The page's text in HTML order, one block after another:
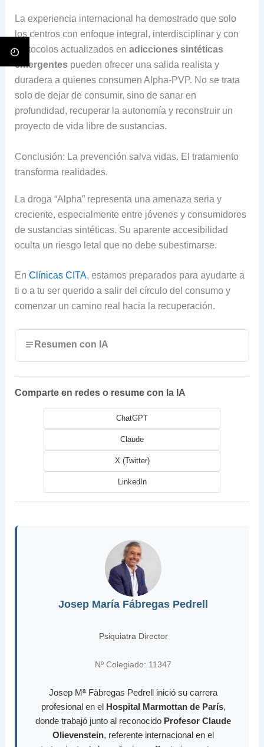
La experiencia internacional ha demostrado que solo
los centros con enfoque integral, interdisciplinar y con
protocolos actualizados en adicciones sintéticas
emergentespueden ofrecer una salida realista y
duradera a quienes consumen Alpha-PVP. No se trata
solo de dejar de consumir, sino de sanar en
profundidad, recuperar la autonomía y reconstruir un
proyecto de vida libre de sustancias.
Conclusión: La prevención salva vidas. El tratamiento
transforma realidades.
La droga “Alpha” representa una amenaza seria y
creciente, especialmente entre jóvenes y consumidores
de sustancias sintéticas. Su aparente accesibilidad
oculta un riesgo letal que no debe subestimarse.
En Clínicas CITA, estamos preparados para ayudarte a
ti o a tu ser querido a salir del círculo del consumo y
comenzar un camino real hacia la recuperación.
Resumen con IA
Comparte en redes o resume con la IA
ChatGPT
Claude
X (Twitter)
LinkedIn
Josep María Fábregas Pedrell
Psiquiatra Director
Nº Colegiado: 11347
Josep Mª Fàbregas Pedrell inició su carrera
profesional en el Hospital Marmottan de París,
donde trabajó junto al reconocido Profesor Claude
Olievenstein, referente internacional en el